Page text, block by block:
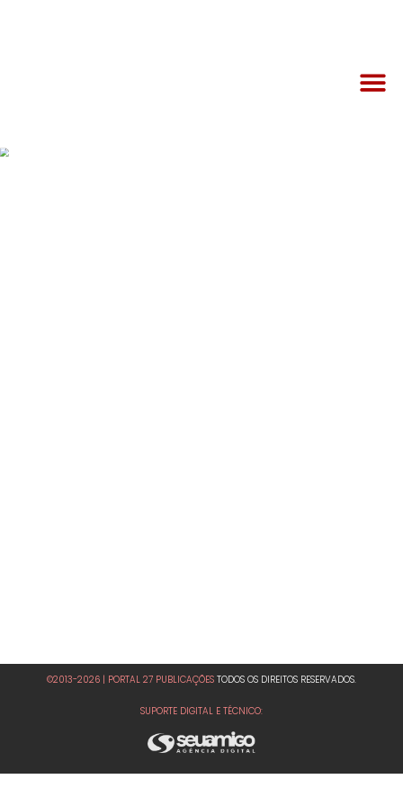
©2013-2026 | PORTAL 27 PUBLICAÇÕES TODOS OS DIREITOS RESERVADOS.
SUPORTE DIGITAL E TÉCNICO: